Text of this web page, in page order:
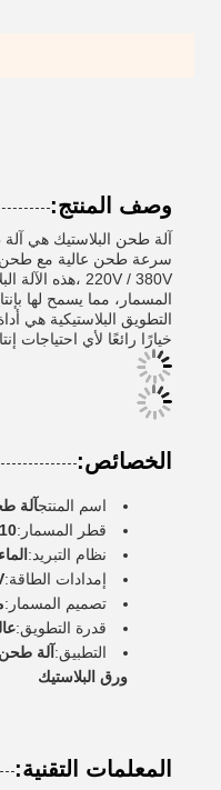
وصف المنتج:
آلة طحن البلاستيك هي
سرعة طحن عالية مع طحن
المسمار، مما يسمح لها
التطويق البلاستيكية هي
خيارًا رائعًا لأي احتياجات
الخصائص:
اسم المنتجآلة
قطر المسمار:
نظام التبريد: الماء
إمدادات الطاقة:
تصميم المسمار:
قدرة التطويق:
التطبيق:
ورق البلاستيك
المعلمات التقنية: